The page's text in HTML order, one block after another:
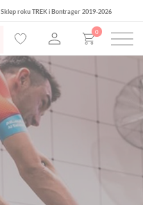
Sklep roku TREK i Bontrager 2019-2026
0